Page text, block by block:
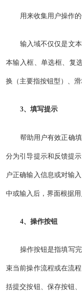
用来收集用户操作
输入域不仅仅是文
本输入框、单选框、复
换（主要指按钮型）、滑
3、填写提示
帮助用户有效正确
分为引导提示和反馈提
户正确输入信息或对输
中或输入后，界面根据
4、操作按钮
操作按钮是指填写
束当前操作流程或在流
括提交按钮、保存按钮